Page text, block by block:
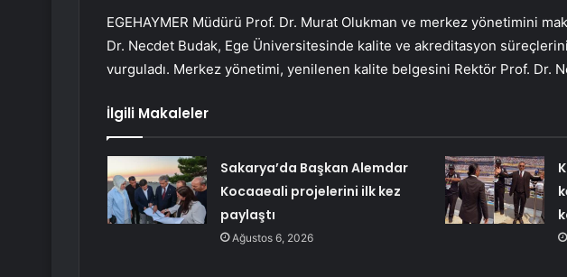
EGEHAYMER Müdürü Prof. Dr. Murat Olukman ve merkez yönetimini
Dr. Necdet Budak, Ege Üniversitesinde kalite ve akreditasyon
vurguladı. Merkez yönetimi, yenilenen kalite belgesini Rektör Prof. Dr.
İlgili Makaleler
Sakarya’da Başkan Alemdar
Kocaaeali projelerini ilk kez
paylaştı
Ağustos 6, 2026